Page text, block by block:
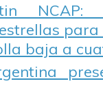
NCAP:
para
baja a